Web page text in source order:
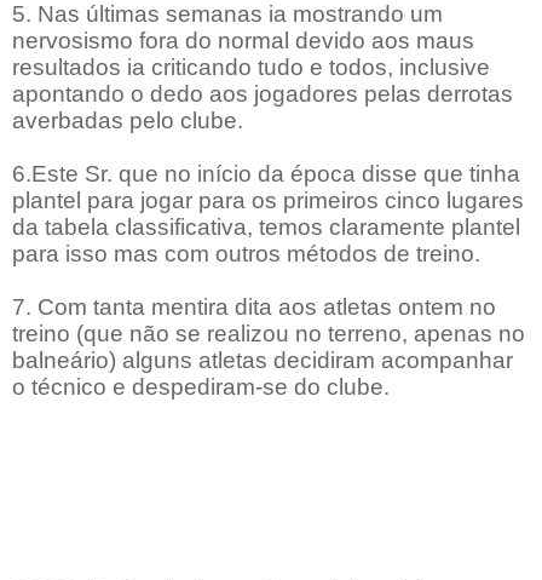
5. Nas últimas semanas ia mostrando um
nervosismo fora do normal devido aos maus
resultados ia criticando tudo e todos, inclusive
apontando o dedo aos jogadores pelas derrotas
averbadas pelo clube.
6.Este Sr. que no início da época disse que tinha
plantel para jogar para os primeiros cinco lugares
da tabela classificativa, temos claramente plantel
para isso mas com outros métodos de treino.
7. Com tanta mentira dita aos atletas ontem no
treino (que não se realizou no terreno, apenas no
balneário) alguns atletas decidiram acompanhar
o técnico e despediram-se do clube.